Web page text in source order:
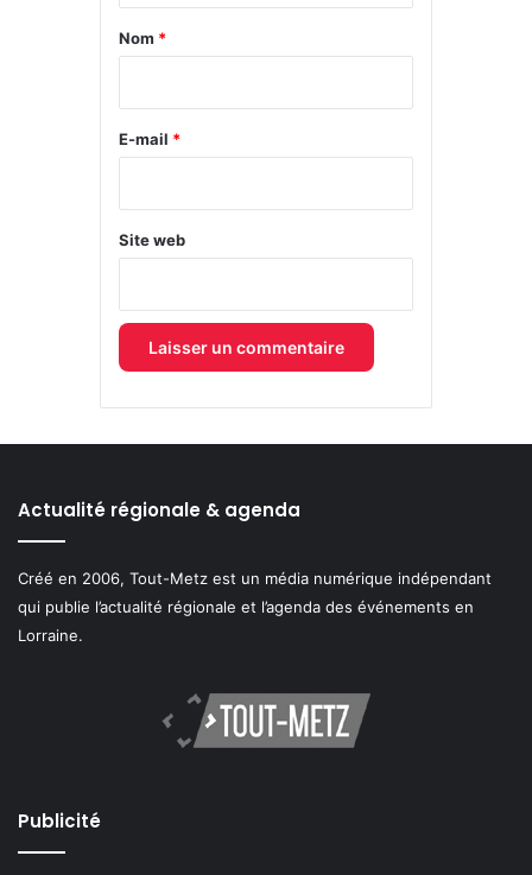
a
e
Nom *
E-mail *
Site web
Actualité régionale & agenda
Créé en 2006, Tout-Metz est un média numérique indépendant
qui publie l’actualité régionale et l’agenda des événements en
Lorraine.
Publicité